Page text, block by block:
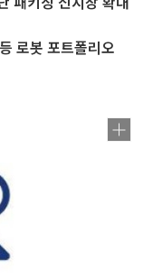
로봇 포트폴리오